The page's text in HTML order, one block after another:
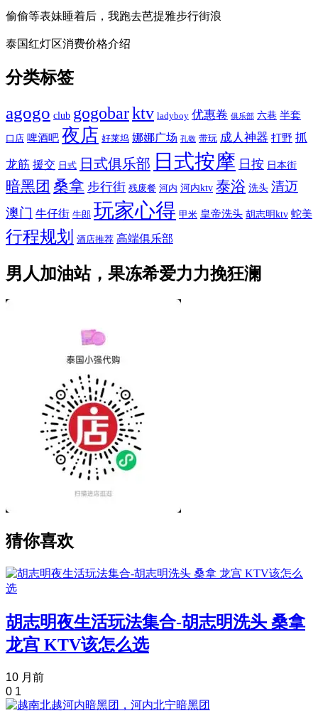
偷偷等表妹睡着后，我跑去芭提雅步行街浪
泰国红灯区消费价格介绍
分类标签
agogo club gogobarktv ladyboy 优惠卷 俱乐部 六巷 半套
口店 啤酒吧 夜店 好莱坞 娜娜广场 孔敬 带玩 成人神器 打野 抓
龙筋 援交 日式 日式俱乐部 日式按摩 日按 日本街
暗黑团 桑拿 步行街 残废餐 河内 河内ktv 泰浴 洗头 清迈
澳门 牛仔街 牛郎 玩家心得 甲米 皇帝洗头 胡志明ktv 蛇美
行程规划 酒店推荐 高端俱乐部
男人加油站，果冻希爱力力挽狂澜
猜你喜欢
胡志明夜生活玩法集合-胡志明洗头 桑拿
龙宫 KTV该怎么选
10 月前
0 1